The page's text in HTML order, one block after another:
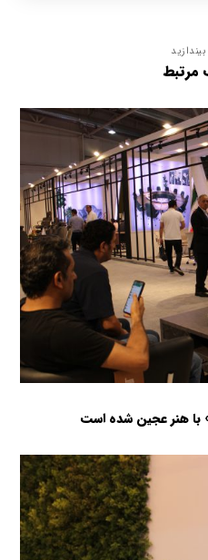
مرتبط
با هنر عجین شده است